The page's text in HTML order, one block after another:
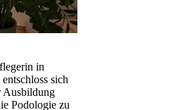
in
sich
Ausbildung
Podologie zu